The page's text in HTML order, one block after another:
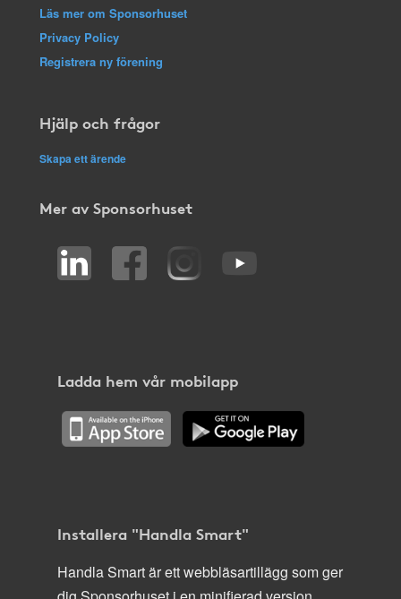
Läs mer om Sponsorhuset
Privacy Policy
Registrera ny förening
Hjälp och frågor
Skapa ett ärende
Mer av Sponsorhuset
Ladda hem vår mobilapp
Installera "Handla Smart"
Handla Smart är ett webbläsartillägg som ger